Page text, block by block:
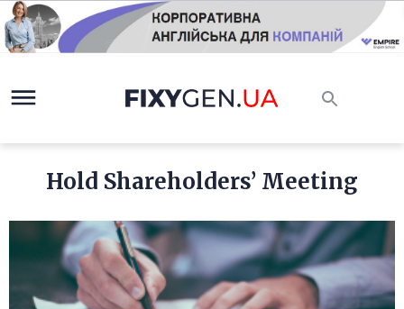
Hold Shareholders’ Meeting